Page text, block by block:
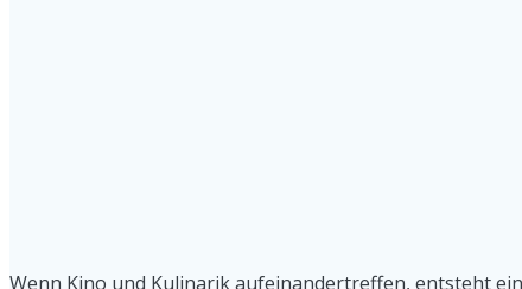
Wenn Kino und Kulinarik aufeinandertreffen, entsteht